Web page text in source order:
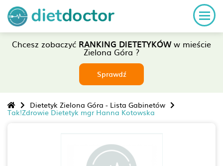
Chcesz zobaczyć RANKING DIETETYKÓWw mieście
Zielona Góra ?
Sprawdź
Dietetyk Zielona Góra - Lista Gabinetów
Tak!Zdrowie Dietetyk mgr Hanna Kotowska